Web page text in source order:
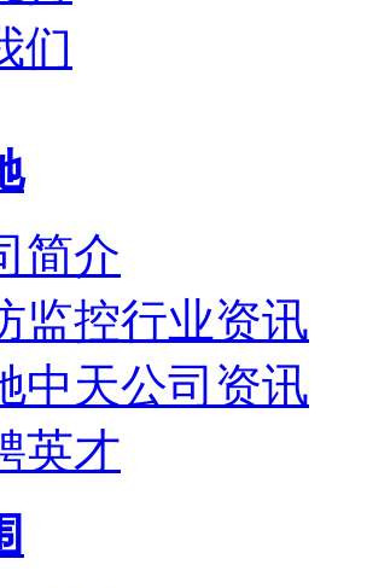
们
简介
监控行业资讯
中天公司资讯
英才